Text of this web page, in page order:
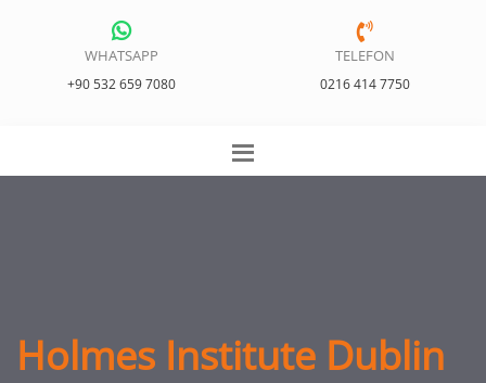
TELEFON
0216 414 7750
WHATSAPP
+90 532 659 7080
Holmes Institute Dublin